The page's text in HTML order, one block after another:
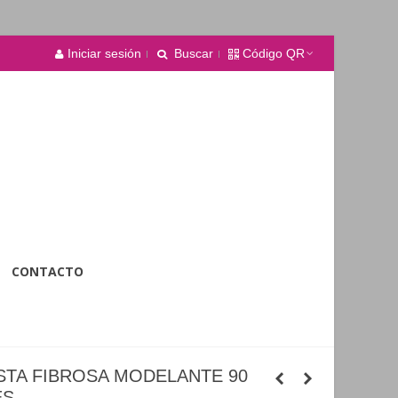
Iniciar sesión Buscar Código QR
CONTACTO
FIBROSA MODELANTE 90